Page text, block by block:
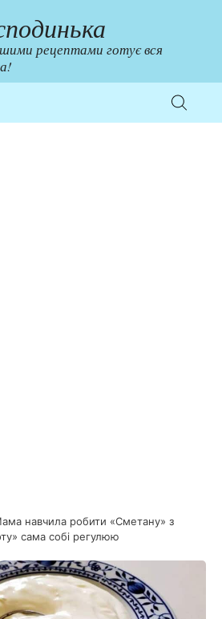
рецептами готує вся
навчила робити «Сметану» з
сама собі регулюю